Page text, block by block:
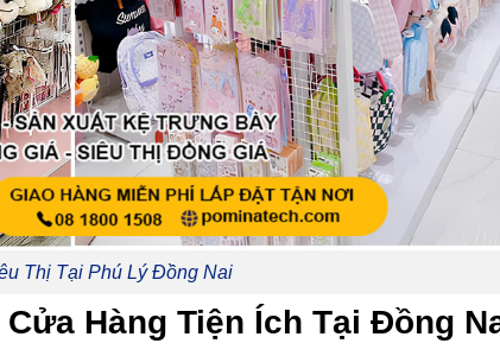
Thị Tại Phú Lý Đồng Nai
Hàng Tiện Ích Tại Đồng